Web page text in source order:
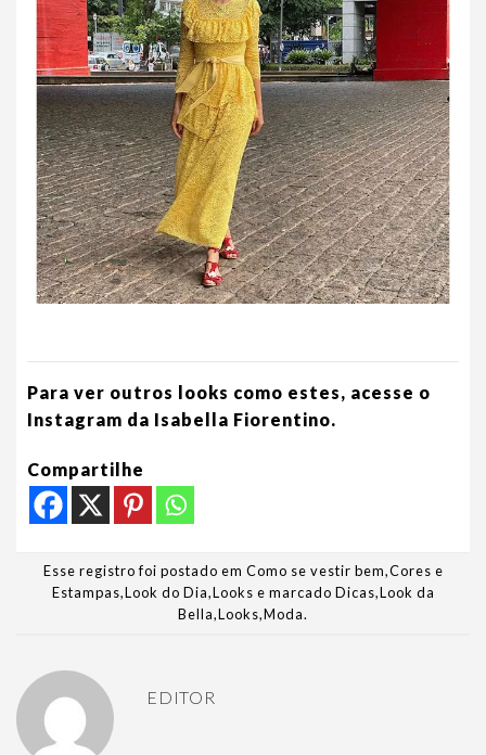
Para ver outros looks como estes, acesse o
Instagram da Isabella Fiorentino.
Compartilhe
Esse registro foi postado em Como se vestir bem,Cores e
Estampas,Look do Dia,Looks e marcado Dicas,Look da
Bella,Looks,Moda.
EDITOR